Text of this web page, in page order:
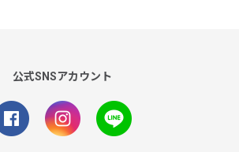
公式SNSアカウント